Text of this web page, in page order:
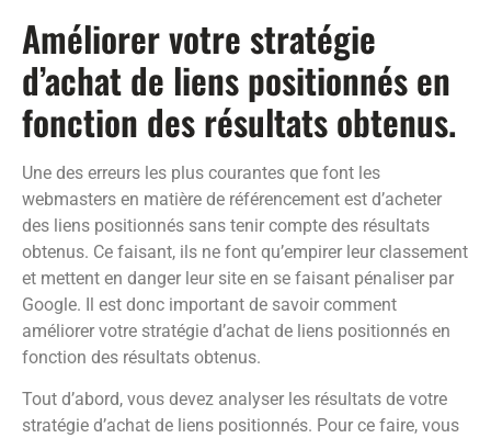
Améliorer votre stratégie
d’achat de liens positionnés en
fonction des résultats obtenus.
Une des erreurs les plus courantes que font les
webmasters en matière de référencement est d’acheter
des liens positionnés sans tenir compte des résultats
obtenus. Ce faisant, ils ne font qu’empirer leur classement
et mettent en danger leur site en se faisant pénaliser par
Google. Il est donc important de savoir comment
améliorer votre stratégie d’achat de liens positionnés en
fonction des résultats obtenus.
Tout d’abord, vous devez analyser les résultats de votre
stratégie d’achat de liens positionnés. Pour ce faire, vous